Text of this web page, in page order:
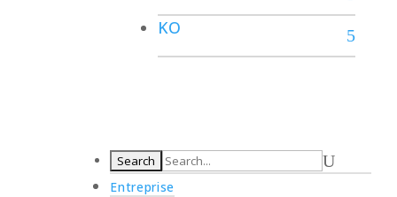
KO
Entreprise